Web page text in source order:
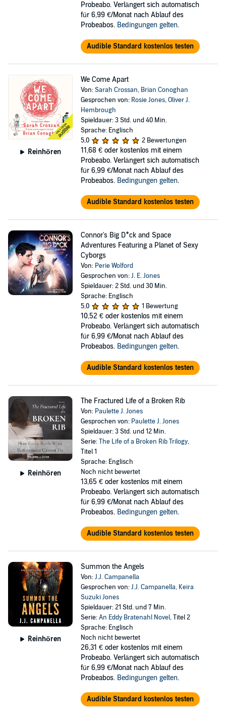
Probeabo. Verlängert sich automatisch
für 6,99 €/Monat nach Ablauf des
Probeabos. Bedingungen gelten.
Audible Standard kostenlos testen
Reinhören
We Come Apart
Von:Sarah Crossan, Brian Conoghan
Gesprochen von: Rosie Jones,Oliver J.
Hembrough
Spieldauer: 3 Std. und 40 Min.
Sprache: Englisch
5,0
2 Bewertungen
11,68 € oder kostenlos mit einem
Probeabo. Verlängert sich automatisch
für 6,99 €/Monat nach Ablauf des
Probeabos. Bedingungen gelten.
Audible Standard kostenlos testen
Connor's Big D*ck and Space
Adventures Featuring a Planet of Sexy
Cyborgs
Von: Perie Wolford
Gesprochen von:J. E. Jones
Spieldauer: 2 Std. und 30 Min.
Sprache: Englisch
5,0
1 Bewertung
10,52 € oder kostenlos mit einem
Probeabo. Verlängert sich automatisch
für 6,99 €/Monat nach Ablauf des
Probeabos. Bedingungen gelten.
Audible Standard kostenlos testen
Reinhören
The Fractured Life of a Broken Rib
Von: Paulette J. Jones
Gesprochen von: Paulette J. Jones
Spieldauer: 3 Std. und 12 Min.
Serie:The Life of a Broken Rib Trilogy,
Titel 1
Sprache: Englisch
Noch nicht bewertet
13,65 € oder kostenlos mit einem
Probeabo. Verlängert sich automatisch
für 6,99 €/Monat nach Ablauf des
Probeabos. Bedingungen gelten.
Audible Standard kostenlos testen
Reinhören
Summon the Angels
Von:J.J. Campanella
Gesprochen von:J.J. Campanella, Keira
Suzuki Jones
Spieldauer: 21 Std. und 7 Min.
Serie:An Eddy Bratenahl Novel, Titel 2
Sprache: Englisch
Noch nicht bewertet
26,31 € oder kostenlos mit einem
Probeabo. Verlängert sich automatisch
für 6,99 €/Monat nach Ablauf des
Probeabos. Bedingungen gelten.
Audible Standard kostenlos testen